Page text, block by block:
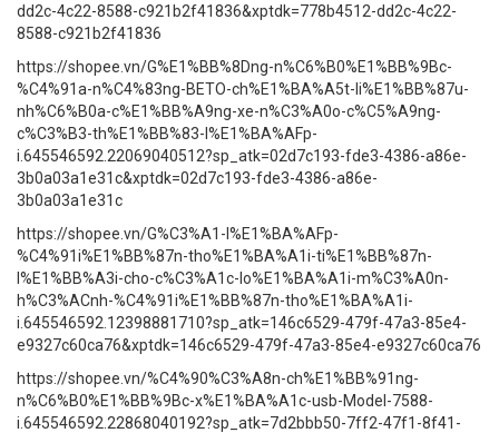
dd2c-4c22-8588-c921b2f41836&xptdk=778b4512-dd2c-4c22-
8588-c921b2f41836
https://shopee.vn/G%E1%BB%8Dng-n%C6%B0%E1%BB%9Bc-
%C4%91a-n%C4%83ng-BETO-ch%E1%BA%A5t-li%E1%BB%87u-
nh%C6%B0a-c%E1%BB%A9ng-xe-n%C3%A0o-c%C5%A9ng-
c%C3%B3-th%E1%BB%83-l%E1%BA%AFp-
i.645546592.22069040512?sp_atk=02d7c193-fde3-4386-a86e-
3b0a03a1e31c&xptdk=02d7c193-fde3-4386-a86e-
3b0a03a1e31c
https://shopee.vn/G%C3%A1-l%E1%BA%AFp-
%C4%91i%E1%BB%87n-tho%E1%BA%A1i-ti%E1%BB%87n-
l%E1%BB%A3i-cho-c%C3%A1c-lo%E1%BA%A1i-m%C3%A0n-
h%C3%ACnh-%C4%91i%E1%BB%87n-tho%E1%BA%A1i-
i.645546592.12398881710?sp_atk=146c6529-479f-47a3-85e4-
e9327c60ca76&xptdk=146c6529-479f-47a3-85e4-e9327c60ca76
https://shopee.vn/%C4%90%C3%A8n-ch%E1%BB%91ng-
n%C6%B0%E1%BB%9Bc-x%E1%BA%A1c-usb-Model-7588-
i.645546592.22868040192?sp_atk=7d2bbb50-7ff2-47f1-8f41-